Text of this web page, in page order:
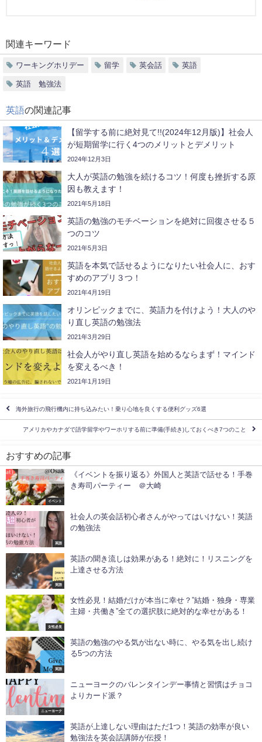
関連キーワード
ワーキングホリデー 留学 英会話 英語
英語 勉強法
英語の関連記事
【留学する前に絶対見て!!(2024年12月版)】社会人
が短期留学に行く4つのメリットとデメリット
2024年12月3日
大人が英語の勉強を続けるコツ！何度も挫折する原
因も教えます！
2021年5月18日
英語の勉強のモチベーションを絶対に回復させる５
つのコツ
2021年5月3日
英語を本気で話せるようになりたい社会人に、おす
すめのアプリ３つ！
2021年4月19日
オリンピックまでに、英語力を付けよう！大人のや
り直し英語の勉強法
2021年3月29日
社会人がやり直し英語を始めるならまず！マインド
を変えるべき！
2021年1月19日
海外旅行の飛行機内に持ち込みたい！乗り心地を良くする便利グッズ6選
アメリカやカナダで語学留学やワーホリする前に準備(手続き)しておくべき7つのこと
おすすめの記事
イベント
《イベントを振り返る》外国人と英語で話せる！手巻
き寿司パーティー ＠大崎
英語
社会人の英会話初心者さんがやってはいけない！英語
の勉強法
英語
英語の聞き流しは効果がある！絶対に！リスニングを
上達させる方法
女性必見
女性必見！結婚だけが本当に幸せ？”結婚・独身・専業
主婦・共働き”全ての選択肢に絶対的な幸せがある！
英語
英語の勉強のやる気が出ない時に、やる気を出し続け
る5つの方法
ニューヨーク
ニューヨークのバレンタインデー事情と習慣はチョコ
よりカード派？
英語が上達しない理由はただ1つ！英語の効率が良い
勉強法を英会話講師が伝授！